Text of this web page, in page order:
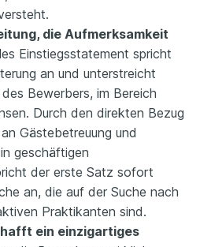
die Aufmerksamkeit
Einstiegsstatement spricht
an und unterstreicht
Bewerbers, im Bereich
Durch den direkten Bezug
Gästebetreuung und
geschäftigen
der erste Satz sofort
an, die auf der Suche nach
Praktikanten sind.
ein einzigartiges